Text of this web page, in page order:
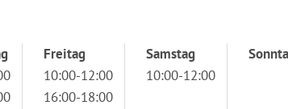
Freitag
10:00-12:00
16:00-18:00
Samstag
10:00-12:00